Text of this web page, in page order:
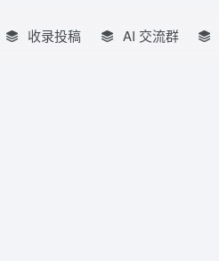
收录投稿 AI 交流群